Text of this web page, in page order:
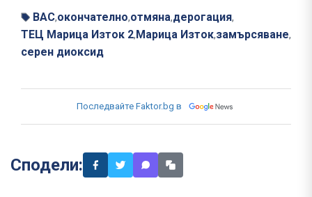
ВАС,окончателно,отмяна,дерогация,
ТЕЦ Марица Изток 2, Марица Изток,замърсяване,
серен диоксид
Последвайте Faktor.bg в
Сподели: